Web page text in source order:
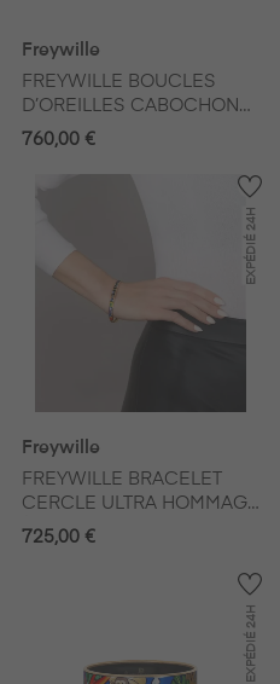
Freywille
FREYWILLE BOUCLES
D’OREILLES CABOCHON
HOMMAGE A
OF VIENNA
760,00 €
EXPÉDIÉ
24H
Freywille
FREYWILLE BRACELET
CERCLE ULTRA HOMMAGE
À HUNDERTWASSER
725,00 €
EXPÉDIÉ
24H